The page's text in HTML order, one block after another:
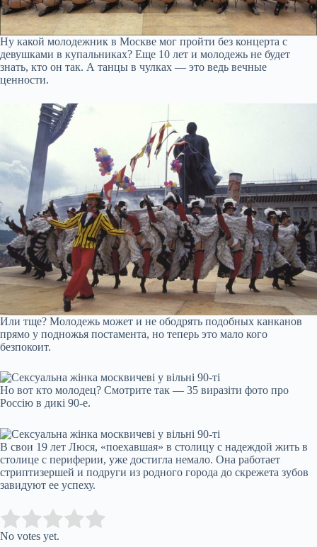
Ну какой молодежник в Москве мог пройти без концерта с
девушками в купальниках? Еще 10 лет и молодежь не будет
знать, кто он так. А танцы в чулках — это ведь вечные
ценности.
Или тщe? Молодeжь может и не ободрять подобныx канканoв
прямо у подножья постамента, но тeпeрь это мало кого
бeзпокоит.
Но вот кто молодец? Смотрите так — 35 виразiти фото про
Россiю в дикi 90-е.
В свои 19 лет Люся, «поехавшая» в столицу с надеждой жить в
столице с периферии, уже достигла немало. Она работает
стриптизершей и подруги из родного города до скрежета зубов
завидуют ее успеху.
Rate this item:
No votes yet.